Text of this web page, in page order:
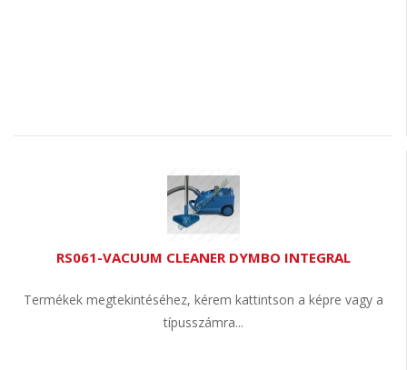
RS061-VACUUM CLEANER DYMBO INTEGRAL
Termékek megtekintéséhez, kérem kattintson a képre vagy a
típusszámra...